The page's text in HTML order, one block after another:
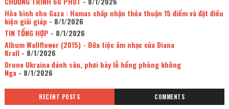
Hòa bình cho Gaza : Hamas chấp nhận thỏa thuận 15 điểm và đặt điều
kiện giải giáp - 8/1/2026
TIN TỔNG HỢP - 8/1/2026
Album Wallflower (2015) - Bữa tiệc âm nhạc của Diana
Krall- 8/1/2026
Drone Ukraina đánh sâu, phơi bày lỗ hổng phòng không
Nga- 8/1/2026
RECENT POSTS COMMENTS